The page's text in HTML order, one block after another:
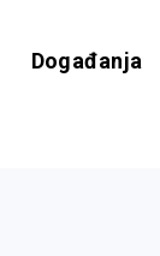
i
Događanja